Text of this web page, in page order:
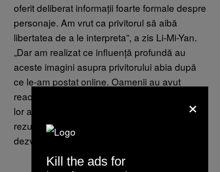
oferit deliberat informații foarte formale despre
personaje. Am vrut ca privitorul să aibă
libertatea de a le interpreta”, a zis Li-Mi-Yan.
„Dar am realizat ce influență profundă au
aceste imagini asupra privitorului abia după
ce le-am postat online. Oamenii au avut
reacții foarte diferite, în funcție de perspectiva
lor asupra imaginilor. Mă bucur de acest
rezultat. Simt că proiectul crește și se
dezvoltă singur și prin reacțiile oamenilor.
×
Kill the ads for